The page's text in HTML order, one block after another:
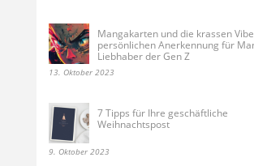
Mangakarten und die krassen
persönlichen Anerkennung für
Liebhaber der Gen Z
13. Oktober 2023
7 Tipps für Ihre geschäftliche
Weihnachtspost
9. Oktober 2023